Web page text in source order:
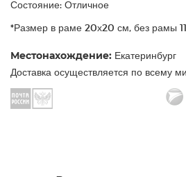
Состояние: Отличное
*Размер в раме 20х20 см, без рамы
Местонахождение: Екатеринбург
Доставка осуществляется по всему